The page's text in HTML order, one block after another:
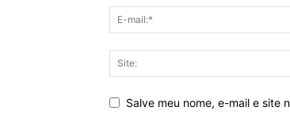
Salve meu nome, e-mail e site